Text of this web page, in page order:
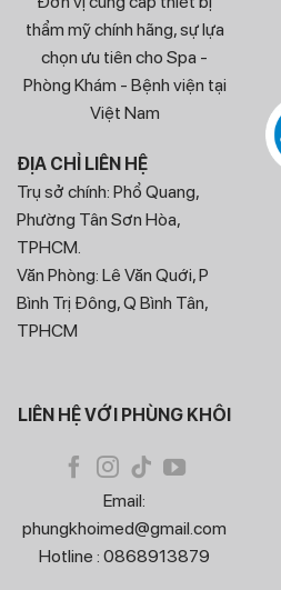
thẩm mỹ chính hãng, sự lựa
chọn ưu tiên cho Spa -
Phòng Khám - Bệnh viện tại
Việt Nam
ĐỊA CHỈ LIÊN HỆ
Trụ sở chính: Phổ Quang,
Phường Tân Sơn Hòa,
TPHCM.
Văn Phòng: Lê Văn Quới, P
Bình Trị Đông, Q Bình Tân,
TPHCM
LIÊN HỆ VỚI PHÙNG KHÔI
Email:
phungkhoimed@gmail.com
Hotline : 0868913879